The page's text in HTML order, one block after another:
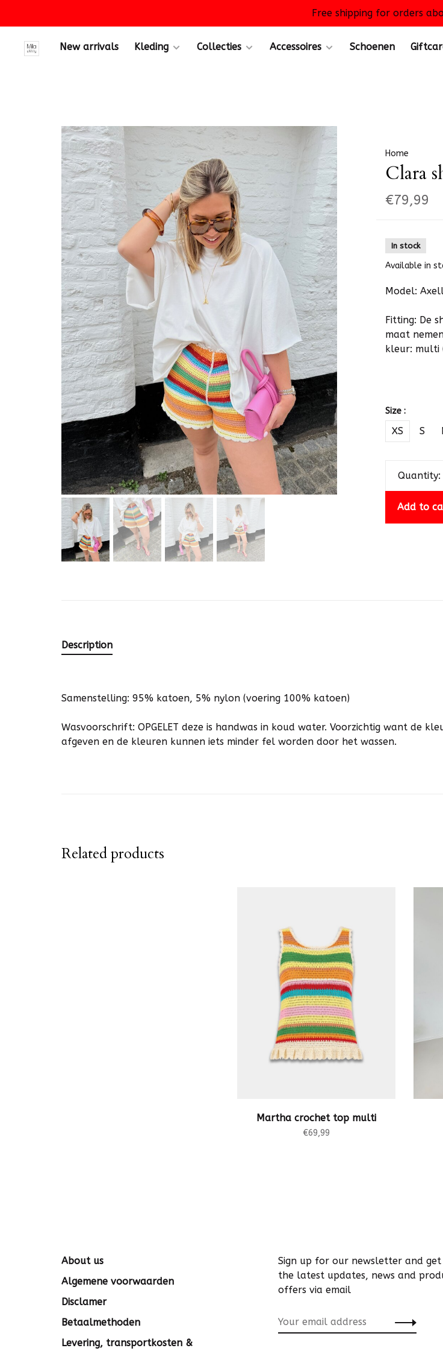
Free shipping for orders
New arrivals Kleding Collecties Accessoires Schoenen
Home
Clara
€79,99
In stock
Available in
Model:
Fitting: De
maat
kleur: multi
Size :
XS S
Quantity:
Add to
Description
Samenstelling: 95% katoen, 5% nylon (voering 100% katoen)
Wasvoorschrift: OPGELET deze is handwas in koud water. Voorzichtig want de
afgeven en de kleuren kunnen iets minder fel worden door het wassen.
Related products
Martha crochet top multi
€69,99
About us
Algemene voorwaarden
Disclamer
Betaalmethoden
Levering, transportkosten &
Sign up for our newsletter and get
the latest updates, news and
offers via email